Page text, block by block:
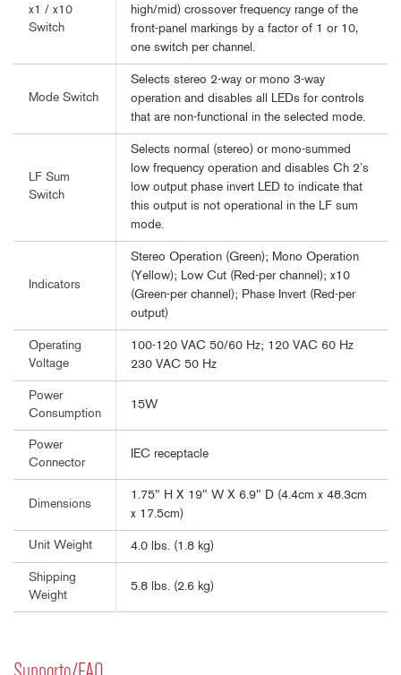
x1 / x10
Switch
high/mid) crossover frequency range of the
front-panel markings by a factor of 1 or 10,
one switch per channel.
Mode Switch
Selects stereo 2-way or mono 3-way
operation and disables all LEDs for controls
that are non-functional in the selected mode.
LF Sum
Switch
Selects normal (stereo) or mono-summed
low frequency operation and disables Ch 2’s
low output phase invert LED to indicate that
this output is not operational in the LF sum
mode.
Indicators
Stereo Operation (Green); Mono Operation
(Yellow); Low Cut (Red-per channel); x10
(Green-per channel); Phase Invert (Red-per
output)
Operating
Voltage
100-120 VAC 50/60 Hz; 120 VAC 60 Hz
230 VAC 50 Hz
Power
Consumption
15W
Power
Connector
IEC receptacle
Dimensions
1.75" H X 19" W X 6.9" D (4.4cm x 48.3cm
x 17.5cm)
Unit Weight 4.0 lbs. (1.8 kg)
Shipping
Weight
5.8 lbs. (2.6 kg)